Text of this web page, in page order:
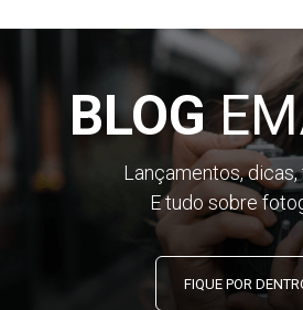
BLOG
Lançamentos,
E tudo sobre
FIQUE POR